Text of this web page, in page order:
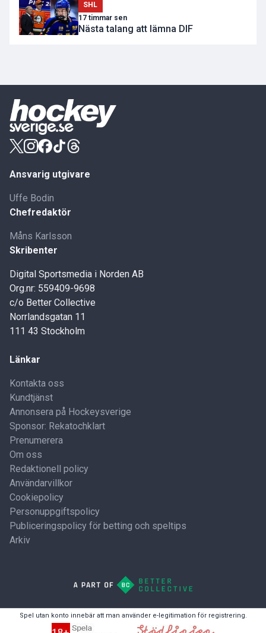
SHL
17 timmar sen
Nästa talang att lämna DIF
Ansvarig utgivare
Uffe Bodin
Chefredaktör
Måns Karlsson
Skribenter
Digital Sportsmedia i Norden AB
Org.nr: 559409-9698
c/o Better Collective
Norrlandsgatan 11
111 43 Stockholm
Länkar
Kontakta oss
Kundtjänst
Annonsera på Hockeysverige
Sponsor: Rekatochklart
Prenumerera
Om oss
Redaktionell policy
Användarvillkor
Cookiepolicy
Personuppgiftspolicy
Publiceringspolicy för betting och speltips
Arkiv
Spel utan konto innebär att man använder e-legitimation för registrering.